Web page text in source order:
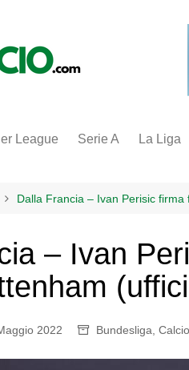
League Serie A La Liga
Dalla Francia – Ivan Perisic
– Ivan
2022 Bundesliga